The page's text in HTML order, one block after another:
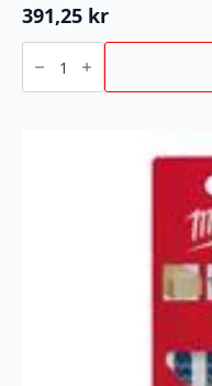
391,25 kr
BAJONETTSAGBLAD
150/
10/14TPI
5P